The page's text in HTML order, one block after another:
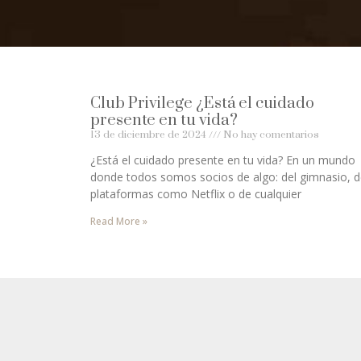
Club Privilege ¿Está el cuidado
presente en tu vida?
13 de diciembre de 2024 No hay comentarios
¿Está el cuidado presente en tu vida? En un mundo
donde todos somos socios de algo: del gimnasio,
plataformas como Netflix o de cualquier
Read More »